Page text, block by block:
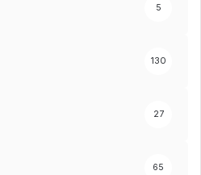
5
130
27
65